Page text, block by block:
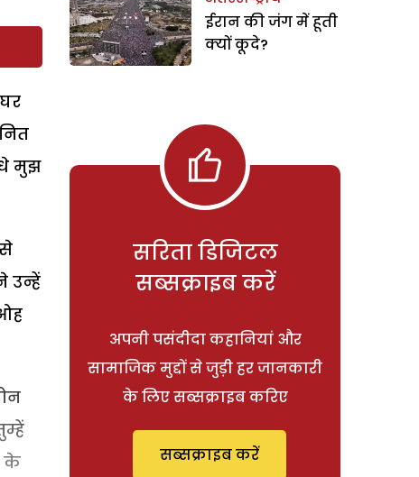
मुझ
उन्हें
के
ईरान की जंग में हूती
क्यों कूदे?
सरिता डिजिटल
सब्सक्राइब करें
अपनी पसंदीदा कहानियां और
सामाजिक मुद्दों से जुड़ी हर जानकारी
के लिए सब्सक्राइब करिए
सब्सक्राइब करें